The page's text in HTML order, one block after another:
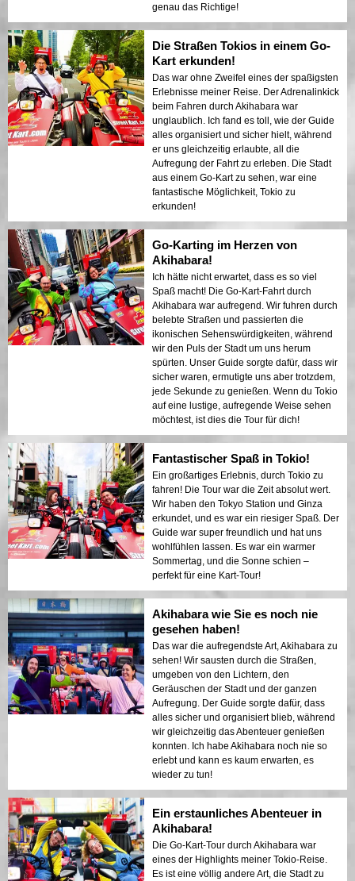
genau das Richtige!
Die Straßen Tokios in einem Go-
Kart erkunden!
Das war ohne Zweifel eines der spaßigsten
Erlebnisse meiner Reise. Der Adrenalinkick
beim Fahren durch Akihabara war
unglaublich. Ich fand es toll, wie der Guide
alles organisiert und sicher hielt, während
er uns gleichzeitig erlaubte, all die
Aufregung der Fahrt zu erleben. Die Stadt
aus einem Go-Kart zu sehen, war eine
fantastische Möglichkeit, Tokio zu
erkunden!
Go-Karting im Herzen von
Akihabara!
Ich hätte nicht erwartet, dass es so viel
Spaß macht! Die Go-Kart-Fahrt durch
Akihabara war aufregend. Wir fuhren durch
belebte Straßen und passierten die
ikonischen Sehenswürdigkeiten, während
wir den Puls der Stadt um uns herum
spürten. Unser Guide sorgte dafür, dass wir
sicher waren, ermutigte uns aber trotzdem,
jede Sekunde zu genießen. Wenn du Tokio
auf eine lustige, aufregende Weise sehen
möchtest, ist dies die Tour für dich!
Fantastischer Spaß in Tokio!
Ein großartiges Erlebnis, durch Tokio zu
fahren! Die Tour war die Zeit absolut wert.
Wir haben den Tokyo Station und Ginza
erkundet, und es war ein riesiger Spaß. Der
Guide war super freundlich und hat uns
wohlfühlen lassen. Es war ein warmer
Sommertag, und die Sonne schien –
perfekt für eine Kart-Tour!
Akihabara wie Sie es noch nie
gesehen haben!
Das war die aufregendste Art, Akihabara zu
sehen! Wir sausten durch die Straßen,
umgeben von den Lichtern, den
Geräuschen der Stadt und der ganzen
Aufregung. Der Guide sorgte dafür, dass
alles sicher und organisiert blieb, während
wir gleichzeitig das Abenteuer genießen
konnten. Ich habe Akihabara noch nie so
erlebt und kann es kaum erwarten, es
wieder zu tun!
Ein erstaunliches Abenteuer in
Akihabara!
Die Go-Kart-Tour durch Akihabara war
eines der Highlights meiner Tokio-Reise.
Es ist eine völlig andere Art, die Stadt zu